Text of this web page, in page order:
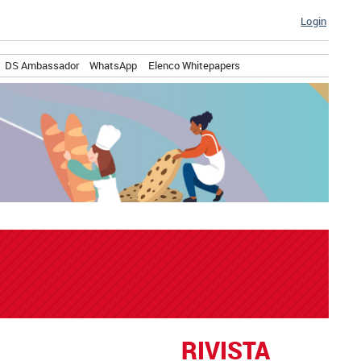
Login
DS Ambassador WhatsApp Elenco Whitepapers
RIVISTA